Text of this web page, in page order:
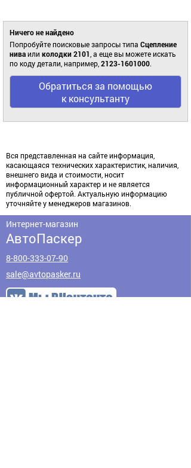
Ничего не найдено
Попробуйте поисковые запросы типа Сцепление
ниваили колодки 2101, а еще вы можете искать
по коду детали, например,2123-1601000.
Обратиться за помощью
к консультанту
Вся представленная на сайте информация,
касающаяся технических характеристик, наличия,
внешнего вида и стоимости, носит
информационный характер и не является
публичной офертой. Актуальную информацию
уточняйте у менеджеров магазинов.
Интернет-магазин
АвтоПаскер
8-800-333-07-90
sale@avtopasker.ru